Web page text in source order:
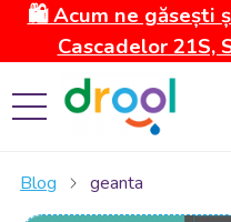
🛍️ Acum ne găsești
Cascadelor 21S,
Blog geanta